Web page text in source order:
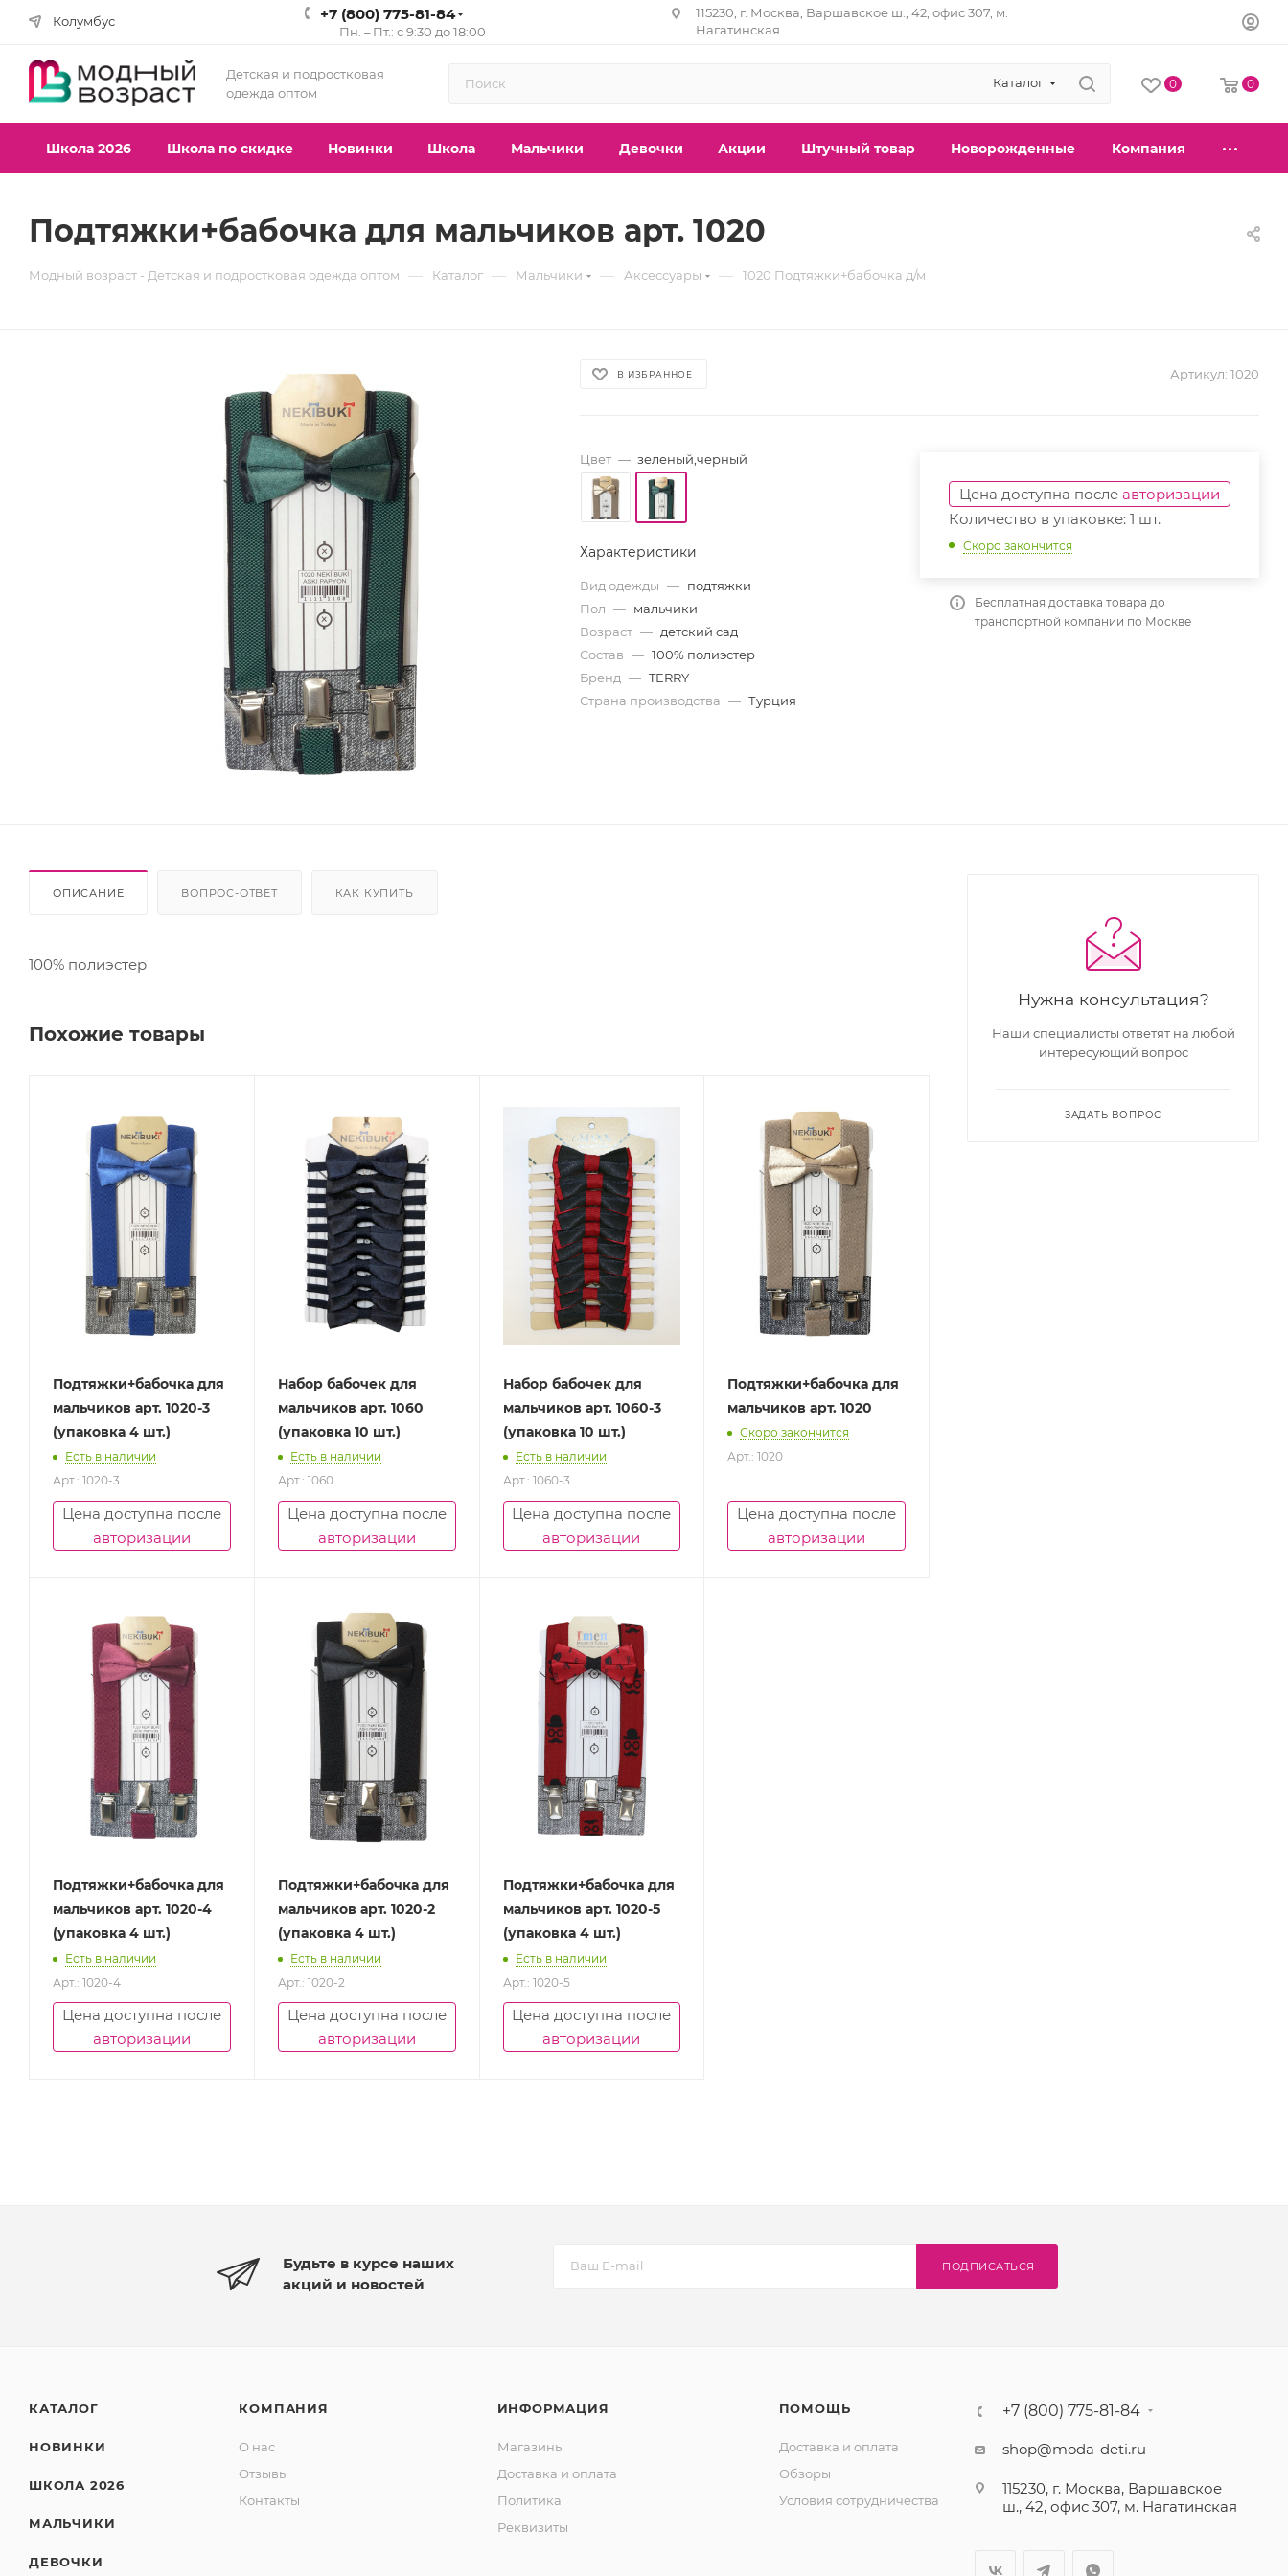
Колумбус +7 (800) 775-81-84
Пн. – Пт.: с 9:30 до 18:00
115230, г. Москва, Варшавское ш., 42, офис 307, м.
Нагатинская
Детская и подростковая
одежда оптом
Каталог 0 0
Школа 2026 Школа по скидке Новинки Школа Мальчики Девочки Акции Штучный товар Новорожденные Компания
Подтяжки+бабочка для мальчиков арт. 1020
Модный возраст - Детская и подростковая одежда оптом — Каталог — Мальчики — Аксессуары — 1020 Подтяжки+бабочка д/м
В ИЗБРАННОЕ Артикул: 1020
Цвет — зеленый,черный
Характеристики
Вид одежды — подтяжки
Пол — мальчики
Возраст — детский сад
Состав — 100% полиэстер
Бренд — TERRY
Страна производства — Турция
Цена доступна после авторизации
Количество в упаковке: 1 шт.
Скоро закончится
Бесплатная доставка товара до
транспортной компании по Москве
ОПИСАНИЕ ВОПРОС-ОТВЕТ КАК КУПИТЬ
100% полиэстер
Похожие товары
Подтяжки+бабочка для
мальчиков арт. 1020-3
(упаковка 4 шт.)
Есть в наличии
Арт.: 1020-3
Цена доступна после
авторизации
Набор бабочек для
мальчиков арт. 1060
(упаковка 10 шт.)
Есть в наличии
Арт.: 1060
Цена доступна после
авторизации
Набор бабочек для
мальчиков арт. 1060-3
(упаковка 10 шт.)
Есть в наличии
Арт.: 1060-3
Цена доступна после
авторизации
Подтяжки+бабочка для
мальчиков арт. 1020
Скоро закончится
Арт.: 1020
Цена доступна после
авторизации
Подтяжки+бабочка для
мальчиков арт. 1020-4
(упаковка 4 шт.)
Есть в наличии
Арт.: 1020-4
Цена доступна после
авторизации
Подтяжки+бабочка для
мальчиков арт. 1020-2
(упаковка 4 шт.)
Есть в наличии
Арт.: 1020-2
Цена доступна после
авторизации
Подтяжки+бабочка для
мальчиков арт. 1020-5
(упаковка 4 шт.)
Есть в наличии
Арт.: 1020-5
Цена доступна после
авторизации
Нужна консультация?
Наши специалисты ответят на любой
интересующий вопрос
ЗАДАТЬ ВОПРОС
Будьте в курсе наших
акций и новостей
ПОДПИСАТЬСЯ
КАТАЛОГ
НОВИНКИ
ШКОЛА 2026
МАЛЬЧИКИ
ДЕВОЧКИ
КОМПАНИЯ
О нас
Отзывы
Контакты
ИНФОРМАЦИЯ
Магазины
Доставка и оплата
Политика
Реквизиты
ПОМОЩЬ
Доставка и оплата
Обзоры
Условия сотрудничества
+7 (800) 775-81-84
shop@moda-deti.ru
115230, г. Москва, Варшавское
ш., 42, офис 307, м. Нагатинская